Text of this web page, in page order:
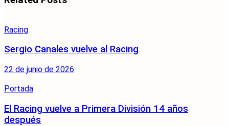
Racing
Sergio Canales vuelve al Racing
22 de junio de 2026
Portada
El Racing vuelve a Primera División 14 años
después